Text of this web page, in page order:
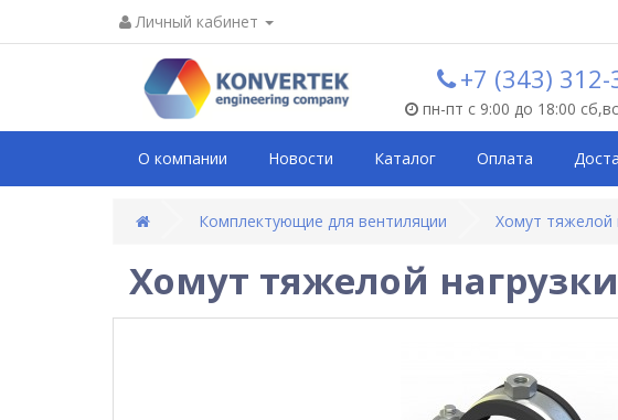
Личный кабинет
+7 (343) 312-
пн-пт с 9:00 до 18:00
О компании Новости Каталог Оплата
Комплектующие для вентиляции Хомут тяжелой
Хомут тяжелой